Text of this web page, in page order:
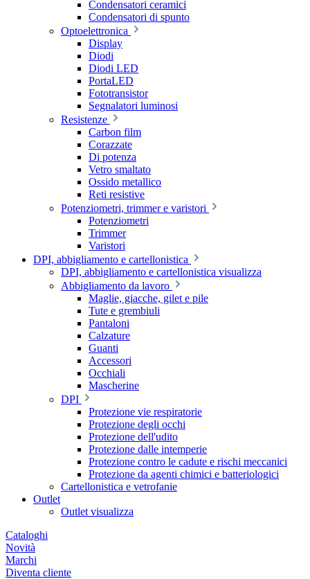
Condensatori ceramici
Condensatori di spunto
Optoelettronica
Display
Diodi
Diodi LED
PortaLED
Fototransistor
Segnalatori luminosi
Resistenze
Carbon film
Corazzate
Di potenza
Vetro smaltato
Ossido metallico
Reti resistive
Potenziometri, trimmer e varistori
Potenziometri
Trimmer
Varistori
DPI, abbigliamento e cartellonistica
DPI, abbigliamento e cartellonistica visualizza
Abbigliamento da lavoro
Maglie, giacche, gilet e pile
Tute e grembiuli
Pantaloni
Calzature
Guanti
Accessori
Occhiali
Mascherine
DPI
Protezione vie respiratorie
Protezione degli occhi
Protezione dell'udito
Protezione dalle intemperie
Protezione contro le cadute e rischi meccanici
Protezione da agenti chimici e batteriologici
Cartellonistica e vetrofanie
Outlet
Outlet visualizza
Cataloghi
Novità
Marchi
Diventa cliente